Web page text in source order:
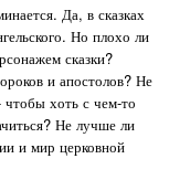
Да, в сказках
Но плохо ли
сказки?
и апостолов? Не
чтобы хоть с чем-то
Не лучше ли
и мир церковной